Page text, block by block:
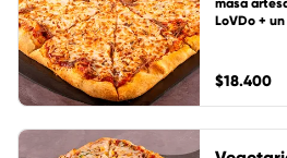
masa
LoVDo +
$18.400